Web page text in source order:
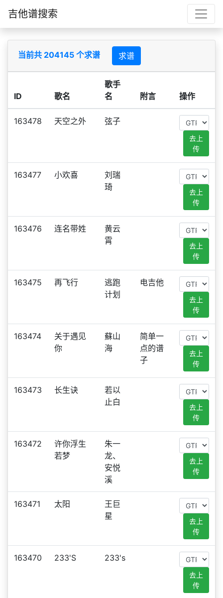
吉他谱搜索
当前共 204145 个求谱 求谱
ID 歌名
歌手
名
附言 操作
163478 天空之外 弦子
去上
传
163477 小欢喜
刘瑞
琦
去上
传
163476 连名带姓
黄云
霄
去上
传
163475 再飞行
逃跑
计划
电吉他
去上
传
163474
关于遇见
你
蘇山
海
简单一
点的谱
子
去上
传
163473 长生诀
若以
止白
去上
传
163472
许你浮生
若梦
朱一
龙、
安悦
溪
去上
传
163471 太阳
王巨
星
去上
传
163470 233'S 233's
去上
传